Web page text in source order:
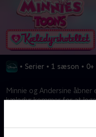
• Serier • 1 sæson • 0+
Minnie og Andersine
kæledyr kommer for at